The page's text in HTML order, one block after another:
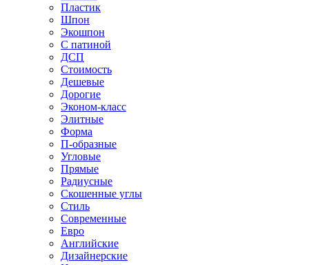
Пластик
Шпон
Экошпон
С патиной
ДСП
Стоимость
Дешевые
Дорогие
Эконом-класс
Элитные
Форма
П-образные
Угловые
Прямые
Радиусные
Скошенные углы
Стиль
Современные
Евро
Английские
Дизайнерские